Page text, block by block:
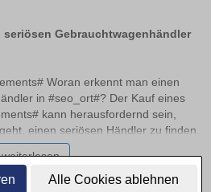
Alle Cookies ablehnen
seriösen Gebrauchtwagenhändler
Woran erkennt man einen
in #seo_ort#? Der Kauf eines
kann herausfordernd sein,
einen seriösen Händler zu finden.
sich durch bestimmte
Betrieb hinweisen. In
worauf Sie achten sollten, welche
weiterlesen